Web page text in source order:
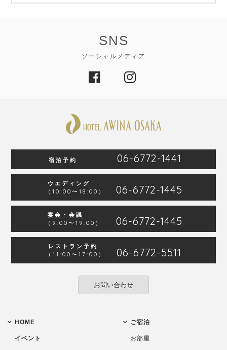
SNS
ソーシャルメディア
宿泊予約 06-6772-1441
ウエディング
（10:00〜18:00）
06-6772-1445
宴会・会議
（9:00〜19:00）
06-6772-1445
レストラン予約
（11:00〜17:00）
06-6772-5511
お問い合わせ
HOME
イベント
ご宿泊
お部屋